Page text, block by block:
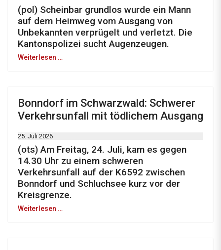
(pol) Scheinbar grundlos wurde ein Mann
auf dem Heimweg vom Ausgang von
Unbekannten verprügelt und verletzt. Die
Kantonspolizei sucht Augenzeugen.
Weiterlesen …
Bonndorf im Schwarzwald: Schwerer
Verkehrsunfall mit tödlichem Ausgang
25. Juli 2026
(ots) Am Freitag, 24. Juli, kam es gegen
14.30 Uhr zu einem schweren
Verkehrsunfall auf der K6592 zwischen
Bonndorf und Schluchsee kurz vor der
Kreisgrenze.
Weiterlesen …